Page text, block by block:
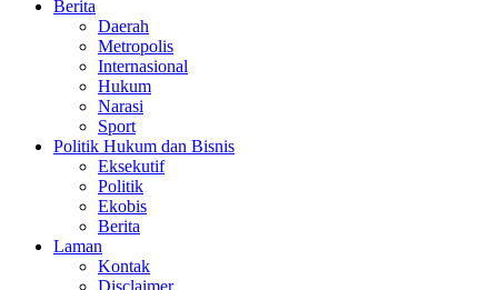
Berita
Daerah
Metropolis
Internasional
Hukum
Narasi
Sport
Politik Hukum dan Bisnis
Eksekutif
Politik
Ekobis
Berita
Laman
Kontak